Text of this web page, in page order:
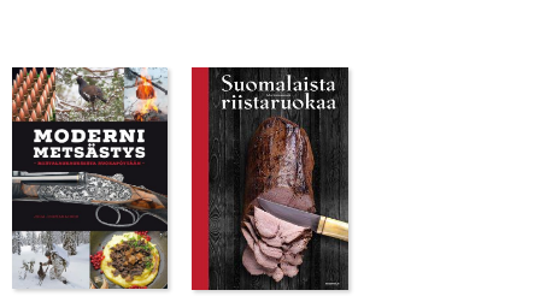
Lue lisää Lue lisää